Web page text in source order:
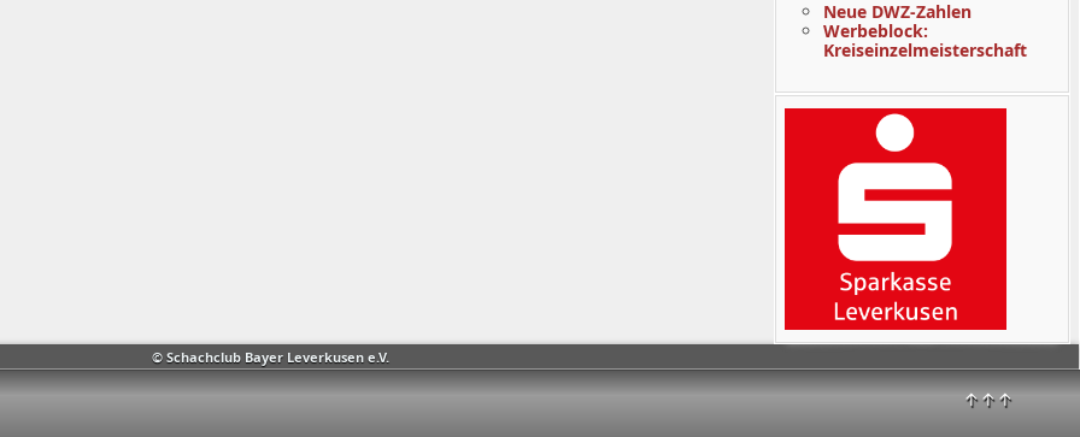
© Schachclub Bayer Leverkusen e.V.
↑↑↑
Neue DWZ-Zahlen
Werbeblock:
Kreiseinzelmeisterschaft